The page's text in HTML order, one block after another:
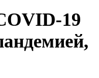
19